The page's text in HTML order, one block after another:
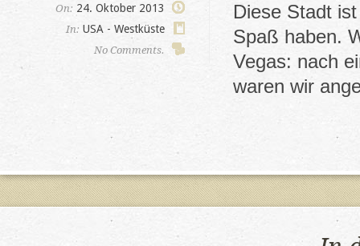
On: 24. Oktober 2013
In: USA - Westküste
No Comments.
Diese Stadt
Spaß haben.
Vegas: nach
waren wir